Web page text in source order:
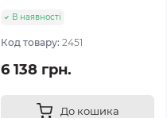
В наявності
Код товару: 2451
6 138 грн.
До кошика